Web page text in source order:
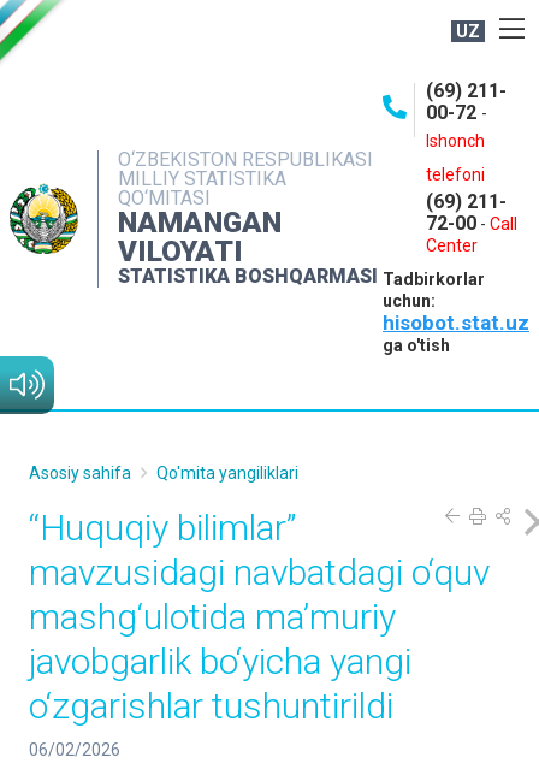
UZ
O‘ZBEKISTON RESPUBLIKASI
MILLIY STATISTIKA
QO‘MITASI
NAMANGAN
VILOYATI
STATISTIKA BOSHQARMASI
(69) 211-
00-72 -
Ishonch
telefoni
(69) 211-
72-00 - Call
Center
Tadbirkorlar
uchun:
hisobot.stat.uz
ga o'tish
NASHRLAR
INTERAKTIV XIZMATLAR
MATBUOT XIZMATI
MUROJAATLAR
Asosiy sahifa Qo'mita yangiliklari
“Huquqiy bilimlar”
mavzusidagi navbatdagi o‘quv
mashg‘ulotida ma’muriy
javobgarlik bo‘yicha yangi
o‘zgarishlar tushuntirildi
06/02/2026